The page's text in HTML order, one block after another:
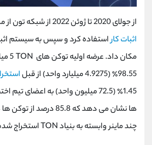
از جولای 2020 تا ژوئن 2022 از شبکه تون از مکانیسم اجماع اولیه
اثبات کاراستفاده کرد و سپس به سیستم
مکان داد. عرضه اولیه توکن های TON
5
98.55٪ (4.9275 میلیارد واحد) از قبل
1.45٪ (72.5 میلیون واحد) به اعضای
ها نشان می دهد که 85.8 درصد از توکن ها در فاز
چند ماینر وابسته به بنیادTONاستخراج